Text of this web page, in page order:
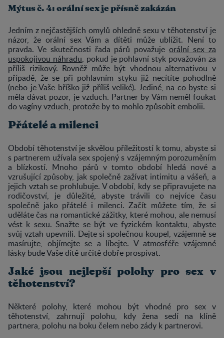
Mýtus č. 4: orální sex je přísně zakázán
Jedním z nejčastějších omylů ohledně sexu v těhotenství je
názor, že orální sex Vám a dítěti může ublížit. Není to
pravda. Ve skutečnosti řada párů považujeorální sex za
uspokojivou náhradu, pokud je pohlavní styk považován za
příliš rizikový. Rovněž může být vhodnou alternativou v
případě, že se při pohlavním styku již necítíte pohodlně
(nebo je Vaše bříško již příliš veliké). Jediné, na co byste si
měla dávat pozor, je vzduch. Partner by Vám neměl foukat
do vagíny vzduch, protože by to mohlo způsobit embolii.
Přátelé a milenci
Období těhotenství je skvělou příležitostí k tomu, abyste si
s partnerem užívala sex spojený s vzájemným porozuměním
a blízkostí. Mnoho párů v tomto období hledá nové a
vzrušující způsoby, jak společně zažívat intimitu a vášeň, a
jejich vztah se prohlubuje. V období, kdy se připravujete na
rodičovství, je důležité, abyste trávili co nejvíce času
společně jako přátelé i milenci. Začít můžete tím, že si
uděláte čas na romantické zážitky, které mohou, ale nemusí
vést k sexu. Snažte se být ve fyzickém kontaktu, abyste
svůj vztah upevnili. Dejte si společnou koupel, vzájemně se
masírujte, objímejte se a líbejte. V atmosféře vzájemné
lásky bude Vaše dítě určitě dobře prospívat.
Jaké jsou nejlepší polohy pro sex v
těhotenství?
​​​​​​Některé polohy, které mohou být vhodné pro sex v
těhotenství, zahrnují polohu, kdy žena sedí na klíně
partnera, polohu na boku čelem nebo zády k partnerovi.